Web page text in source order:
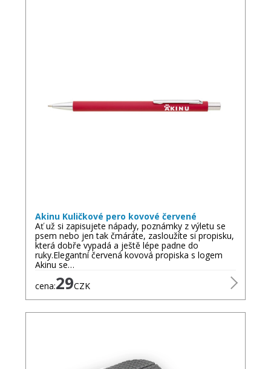
Akinu Kuličkové pero kovové červené
Ať už si zapisujete nápady, poznámky z výletu se
psem nebo jen tak čmáráte, zasloužíte si propisku,
která dobře vypadá a ještě lépe padne do
ruky.Elegantní červená kovová propiska s logem
Akinu se…
cena:29CZK